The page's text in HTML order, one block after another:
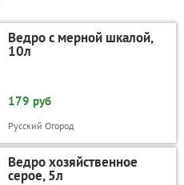
Ведро с мерной шкалой,
10л
179 руб
Русский Огород
Ведро хозяйственное
серое, 5л